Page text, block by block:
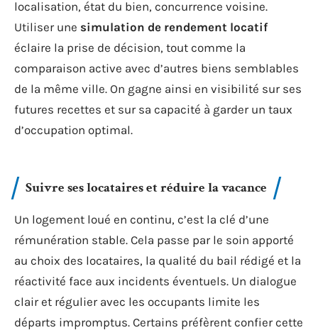
localisation, état du bien, concurrence voisine.
Utiliser une simulation de rendement locatif
éclaire la prise de décision, tout comme la
comparaison active avec d’autres biens semblables
de la même ville. On gagne ainsi en visibilité sur ses
futures recettes et sur sa capacité à garder un taux
d’occupation optimal.
Suivre ses locataires et réduire la vacance
Un logement loué en continu, c’est la clé d’une
rémunération stable. Cela passe par le soin apporté
au choix des locataires, la qualité du bail rédigé et la
réactivité face aux incidents éventuels. Un dialogue
clair et régulier avec les occupants limite les
départs impromptus. Certains préfèrent confier cette